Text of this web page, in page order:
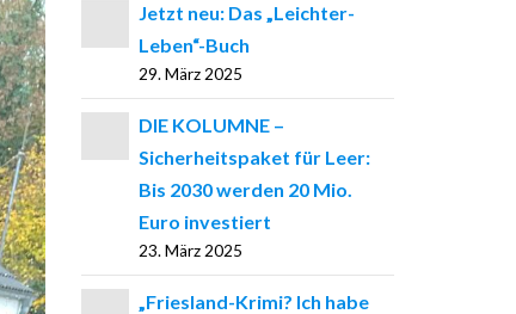
Jetzt neu: Das „Leichter-
Leben“-Buch
29. März 2025
DIE KOLUMNE –
Sicherheitspaket für Leer:
Bis 2030 werden 20 Mio.
Euro investiert
23. März 2025
„Friesland-Krimi? Ich habe